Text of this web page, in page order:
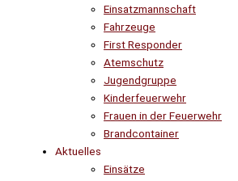
Einsatzmannschaft
Fahrzeuge
First Responder
Atemschutz
Jugendgruppe
Kinderfeuerwehr
Frauen in der Feuerwehr
Brandcontainer
Aktuelles
Einsätze